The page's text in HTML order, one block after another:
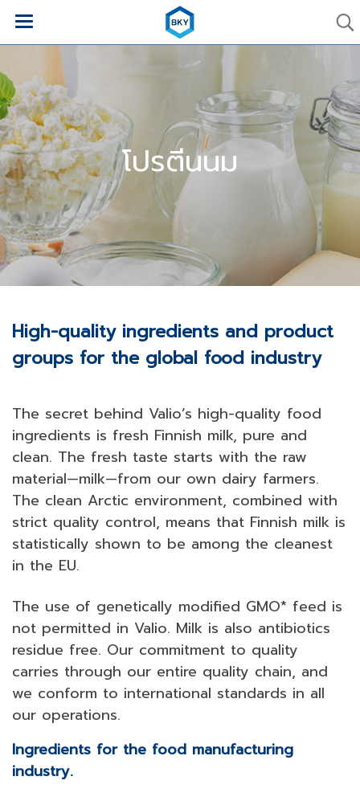
โปรตีนนม
High-quality ingredients and product
groups for the global food industry
The secret behind Valio’s high-quality food
ingredients is fresh Finnish milk, pure and
clean. The fresh taste starts with the raw
material—milk—from our own dairy farmers.
The clean Arctic environment, combined with
strict quality control, means that Finnish milk is
statistically shown to be among the cleanest
in the EU.
The use of genetically modified GMO* feed is
not permitted in Valio. Milk is also antibiotics
residue free. Our commitment to quality
carries through our entire quality chain, and
we conform to international standards in all
our operations.
Ingredients for the food manufacturing
industry.